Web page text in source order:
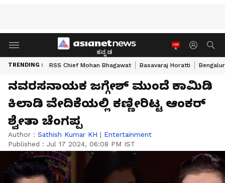
ಕನ್ನಡ
TRENDING : RSS Chief Mohan Bhagawat Basavaraj Horatti
ನವರಸನಾಯಕ ಜಗ್ಗೇಶ್ ಮುಂದೆ ಕಾಮಿಡಿ
ಕಿಲಾಡಿ ವೇದಿಕೆಯಲ್ಲಿ ಕಣ್ಣೀರಿಟ್ಟ ಆಂಕರ್
ಶ್ವೇತಾ ಚೆಂಗಪ್ಪ
Author : Sathish Kumar KH | Entertainment
Published : Jul 17 2024, 06:08 PM IST